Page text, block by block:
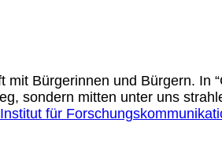
Bürgerinnen und Bürgern. In
sondern mitten unter uns
für